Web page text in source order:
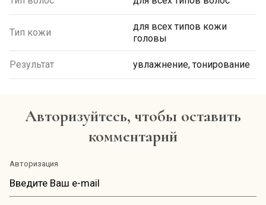
Тип кожи
для всех типов кожи
головы
Результат увлажнение, тонирование
Авторизуйтесь, чтобы оставить
комментарий
Авторизация